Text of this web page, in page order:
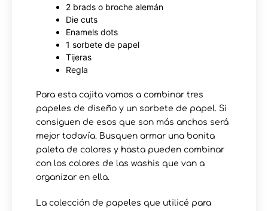
2 brads o broche alemán
Die cuts
Enamels dots
1 sorbete de papel
Tijeras
Regla
Para esta cajita vamos a combinar tres
papeles de diseño y un sorbete de papel. Si
consiguen de esos que son más anchos será
mejor todavía. Busquen armar una bonita
paleta de colores y hasta pueden combinar
con los colores de las washis que van a
organizar en ella.
La colección de papeles que utilicé para